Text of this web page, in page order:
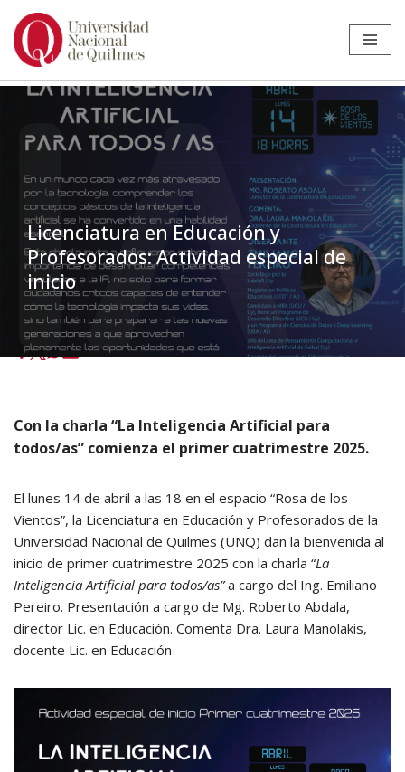
Ir
contenido
Licenciatura en Educación y
Profesorados: Actividad especial de
inicio
Inicio»Noticias»Educación »Licenciatura en Educación y
Profesorados: Actividad especial de inicio
Con la charla “La Inteligencia Artificial para
todos/as” comienza el primer cuatrimestre 2025.
El lunes 14 de abril a las 18 en el espacio “Rosa de los
Vientos”, la Licenciatura en Educación y Profesorados de la
Universidad Nacional de Quilmes (UNQ) dan la bienvenida al
inicio de primer cuatrimestre 2025 con la charla “La
Inteligencia Artificial para todos/as”a cargo del Ing. Emiliano
Pereiro. Presentación a cargo de Mg. Roberto Abdala,
director Lic. en Educación. Comenta Dra. Laura Manolakis,
docente Lic. en Educación